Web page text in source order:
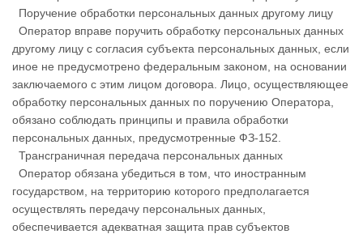
Поручение обработки персональных данных другому лицу
Оператор вправе поручить обработку персональных данных
другому лицу с согласия субъекта персональных данных, если
иное не предусмотрено федеральным законом, на основании
заключаемого с этим лицом договора. Лицо, осуществляющее
обработку персональных данных по поручению Оператора,
обязано соблюдать принципы и правила обработки
персональных данных, предусмотренные ФЗ-152.
Трансграничная передача персональных данных
Оператор обязана убедиться в том, что иностранным
государством, на территорию которого предполагается
осуществлять передачу персональных данных,
обеспечивается адекватная защита прав субъектов